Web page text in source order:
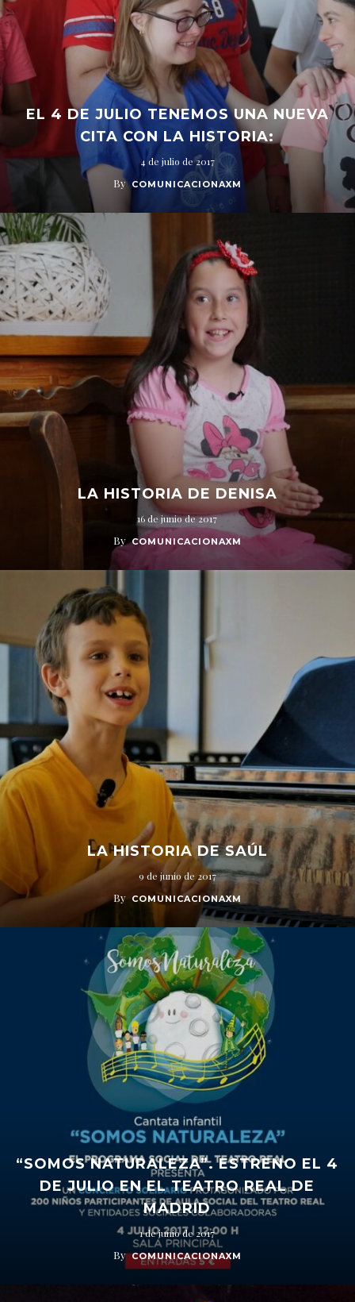
EL 4 DE JULIO TENEMOS UNA NUEVA
CITA CON LA HISTORIA:
4 de julio de 2017
By COMUNICACIONAXM
LA HISTORIA DE DENISA
16 de junio de 2017
By COMUNICACIONAXM
LA HISTORIA DE SAÚL
9 de junio de 2017
By COMUNICACIONAXM
“SOMOS NATURALEZA”. ESTRENO EL 4
DE JULIO EN EL TEATRO REAL DE
MADRID
1 de junio de 2017
By COMUNICACIONAXM